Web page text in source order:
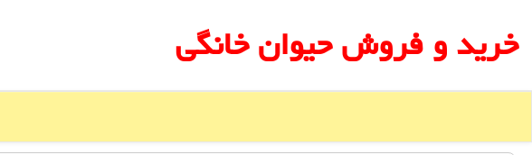
خرید و فروش حیوان خانگی